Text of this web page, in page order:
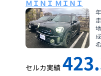
ＭＩＮＩ ＭＩＮＩ
セルカ実績